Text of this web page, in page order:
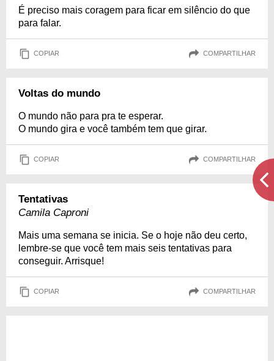
É preciso mais coragem para ficar em silêncio do que
para falar.
COPIAR COMPARTILHAR
Voltas do mundo
O mundo não para pra te esperar.
O mundo gira e você também tem que girar.
COPIAR COMPARTILHAR
Tentativas
Camila Caproni
Mais uma semana se inicia. Se o hoje não deu certo,
lembre-se que você tem mais seis tentativas para
conseguir. Arrisque!
COPIAR COMPARTILHAR